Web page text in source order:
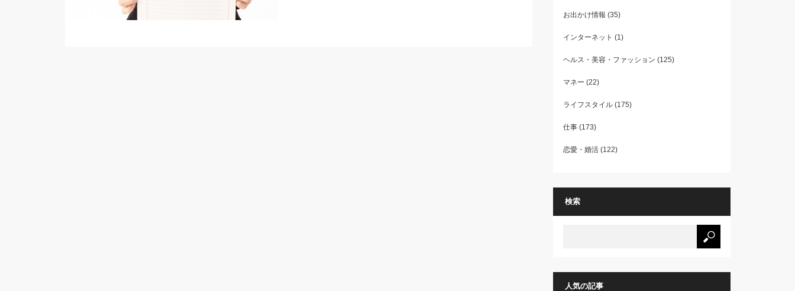
お出かけ情報 (35)
インターネット (1)
ヘルス・美容・ファッション (125)
マネー (22)
ライフスタイル(175)
仕事(173)
恋愛・婚活(122)
検索
人気の記事